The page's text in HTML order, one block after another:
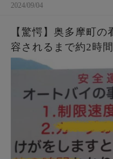
2024/09/04
【驚愕】奥多摩町
容されるまで約2時